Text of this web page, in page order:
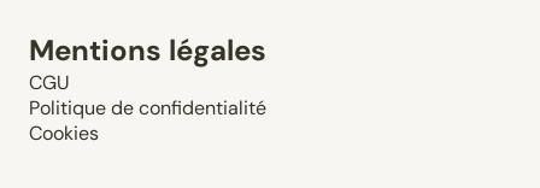
Mentions légales
CGU
Politique de confidentialité
Cookies